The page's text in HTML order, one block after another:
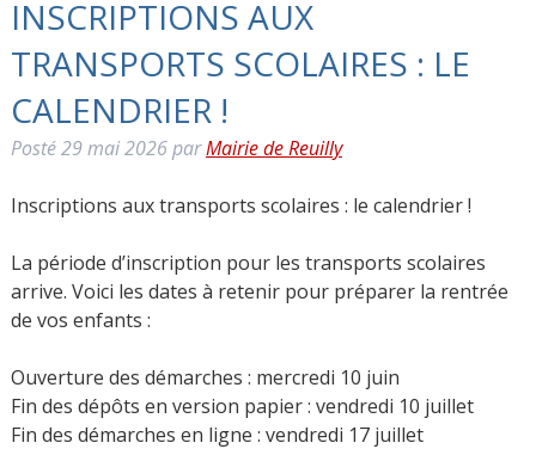
INSCRIPTIONS AUX
TRANSPORTS SCOLAIRES : LE
CALENDRIER !
Posté29 mai 2026parMairie de Reuilly
Inscriptions aux transports scolaires : le calendrier !
La période d’inscription pour les transports scolaires
arrive. Voici les dates à retenir pour préparer la rentrée
de vos enfants :
Ouverture des démarches : mercredi 10 juin
Fin des dépôts en version papier : vendredi 10 juillet
Fin des démarches en ligne : vendredi 17 juillet